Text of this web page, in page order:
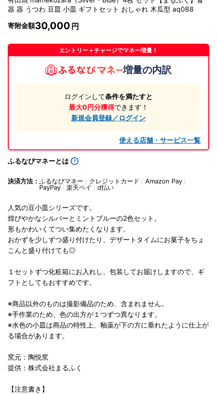
器 器 うつわ 豆皿 小皿 ギフトセット おしゃれ 木瓜型 aq088
寄附金額30,000
エントリー＋チャージでマネー増量！
増量の内訳
ログインして条件を満たすと
最大0円分獲得できます！
新規会員登録／ログイン
使える店舗・サービス一覧
ふるなびマネーとは
決済方法： ふるなびマネー クレジットカード
Amazon Pay
PayPay
楽天ペイ d払い
人気の豆小皿シリーズです。
煌びやかなシルバーとミントブルーの2色セット。
形もかわいくてつい集めたくなります。
おかずを少しずつ盛り付けたり、デザートタイムにお菓子をちょ
こんと盛り付けても◎
１セットずつ化粧箱にお入れし、包装してお届けしますので、ギ
フトとしてもおすすめです。
※商品以外のものは撮影備品のため、含まれません。
※手作業のため、色の出方が１つずつ異なります。
※水色の小皿は商品の特性上、釉薬が下の方に垂れたように仕上が
る場合があります。
窯元：陶悦窯
提供：株式会社まるふく
【注意書き】